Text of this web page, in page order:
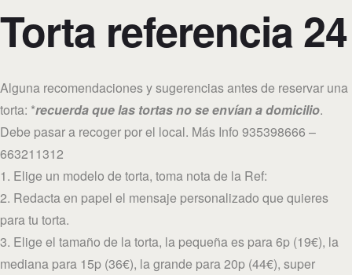
Torta referencia 24
Alguna recomendaciones y sugerencias antes de reservar una
torta: *recuerda que las tortas no se envían a domicilio.
Debe pasar a recoger por el local. Más Info 935398666 –
663211312
1. Elige un modelo de torta, toma nota de la Ref:
2. Redacta en papel el mensaje personalizado que quieres
para tu torta.
3. Elige el tamaño de la torta, la pequeña es para 6p (19€), la
mediana para 15p (36€), la grande para 20p (44€), super